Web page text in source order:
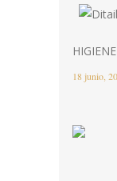
18 junio,